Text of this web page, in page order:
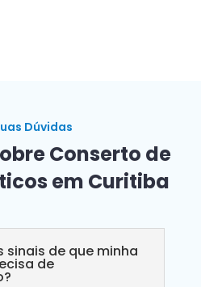
Dúvidas
Conserto de
em Curitiba
sinais de que minha
de